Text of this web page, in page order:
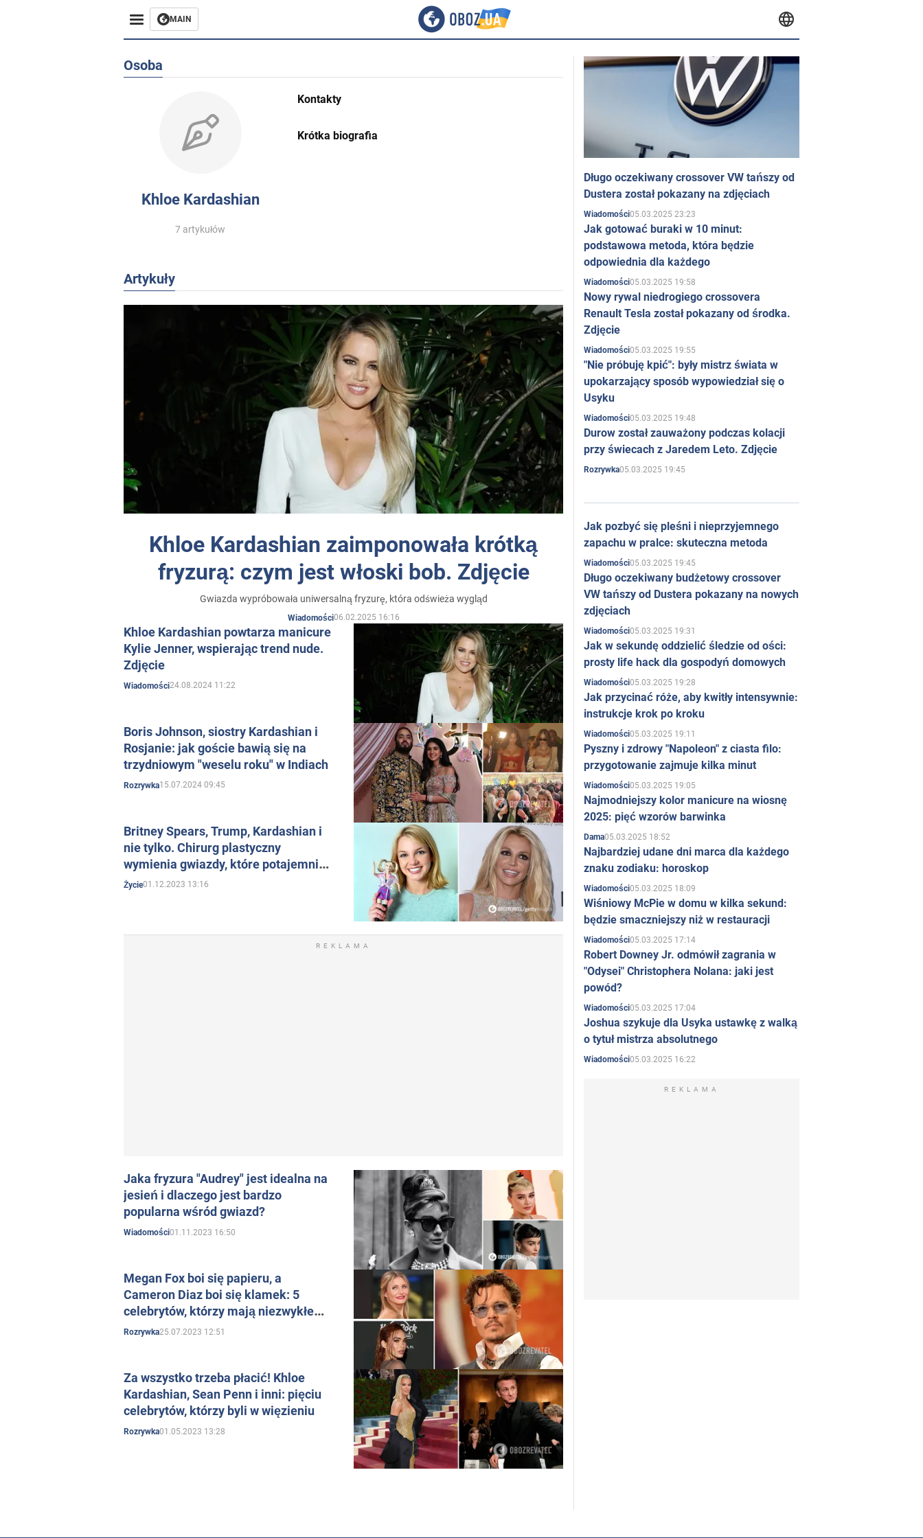
MAIN
Osoba
Khloe Kardashian
7 artykułów
Kontakty
Krótka biografia
Artykuły
Khloe Kardashian zaimponowała krótką
fryzurą: czym jest włoski bob. Zdjęcie
Gwiazda wypróbowała uniwersalną fryzurę, która odświeża wygląd
Wiadomości06.02.2025 16:16
Khloe Kardashian powtarza manicure
Kylie Jenner, wspierając trend nude.
Zdjęcie
Wiadomości24.08.2024 11:22
Boris Johnson, siostry Kardashian i
Rosjanie: jak goście bawią się na
trzydniowym "weselu roku" w Indiach
Rozrywka15.07.2024 09:45
Britney Spears, Trump, Kardashian i
nie tylko. Chirurg plastyczny
wymienia gwiazdy, które potajemnie
poddały się "operacjom
Życie01.12.2023 13:16
REKLAMA
Jaka fryzura "Audrey" jest idealna na
jesień i dlaczego jest bardzo
popularna wśród gwiazd?
Wiadomości01.11.2023 16:50
Megan Fox boi się papieru, a
Cameron Diaz boi się klamek: 5
celebrytów, którzy mają niezwykłe
fobie
Rozrywka25.07.2023 12:51
Za wszystko trzeba płacić! Khloe
Kardashian, Sean Penn i inni: pięciu
celebrytów, którzy byli w więzieniu
Rozrywka01.05.2023 13:28
Długo oczekiwany crossover VW tańszy od
Dustera został pokazany na zdjęciach
Wiadomości05.03.2025 23:23
Jak gotować buraki w 10 minut:
podstawowa metoda, która będzie
odpowiednia dla każdego
Wiadomości05.03.2025 19:58
Nowy rywal niedrogiego crossovera
Renault Tesla został pokazany od środka.
Zdjęcie
Wiadomości05.03.2025 19:55
"Nie próbuję kpić": były mistrz świata w
upokarzający sposób wypowiedział się o
Usyku
Wiadomości05.03.2025 19:48
Durow został zauważony podczas kolacji
przy świecach z Jaredem Leto. Zdjęcie
Rozrywka05.03.2025 19:45
Jak pozbyć się pleśni i nieprzyjemnego
zapachu w pralce: skuteczna metoda
Wiadomości05.03.2025 19:45
Długo oczekiwany budżetowy crossover
VW tańszy od Dustera pokazany na nowych
zdjęciach
Wiadomości05.03.2025 19:31
Jak w sekundę oddzielić śledzie od ości:
prosty life hack dla gospodyń domowych
Wiadomości05.03.2025 19:28
Jak przycinać róże, aby kwitły intensywnie:
instrukcje krok po kroku
Wiadomości05.03.2025 19:11
Pyszny i zdrowy "Napoleon" z ciasta filo:
przygotowanie zajmuje kilka minut
Wiadomości05.03.2025 19:05
Najmodniejszy kolor manicure na wiosnę
2025: pięć wzorów barwinka
Dama05.03.2025 18:52
Najbardziej udane dni marca dla każdego
znaku zodiaku: horoskop
Wiadomości05.03.2025 18:09
Wiśniowy McPie w domu w kilka sekund:
będzie smaczniejszy niż w restauracji
Wiadomości05.03.2025 17:14
Robert Downey Jr. odmówił zagrania w
"Odysei" Christophera Nolana: jaki jest
powód?
Wiadomości05.03.2025 17:04
Joshua szykuje dla Usyka ustawkę z walką
o tytuł mistrza absolutnego
Wiadomości05.03.2025 16:22
REKLAMA